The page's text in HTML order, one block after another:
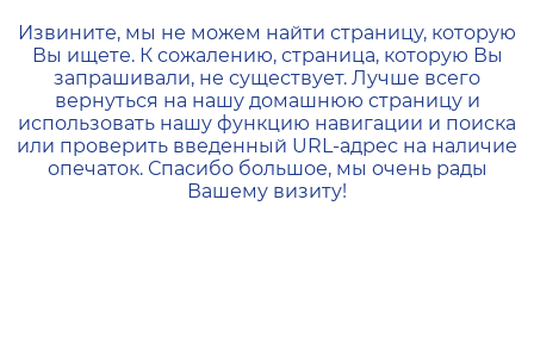
404 — Страница не
Извините, мы не можем найти страницу, которую
Вы ищете. К сожалению, страница, которую Вы
запрашивали, не существует. Лучше всего
вернуться на нашу домашнюю страницу и
использовать нашу функцию навигации и поиска
или проверить введенный URL-адрес на наличие
опечаток. Спасибо большое, мы очень рады
Вашему визиту!